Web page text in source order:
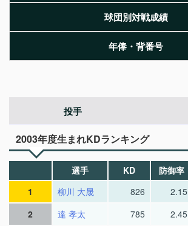
球団別対戦成績
年俸・背番号
投手
2003年度生まれKDランキング
選手 KD 防御率
1
柳川 大晟 826 2.15
2
達 孝太 785 2.45